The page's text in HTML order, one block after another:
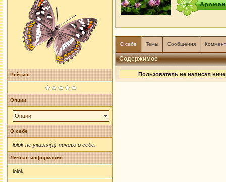
Рейтинг
Опции
Опции
О себе
lolok не указал(а) ничего о себе.
Личная информация
lolok
О себе Темы Сообщения
Содержимое
Пользователь не написал